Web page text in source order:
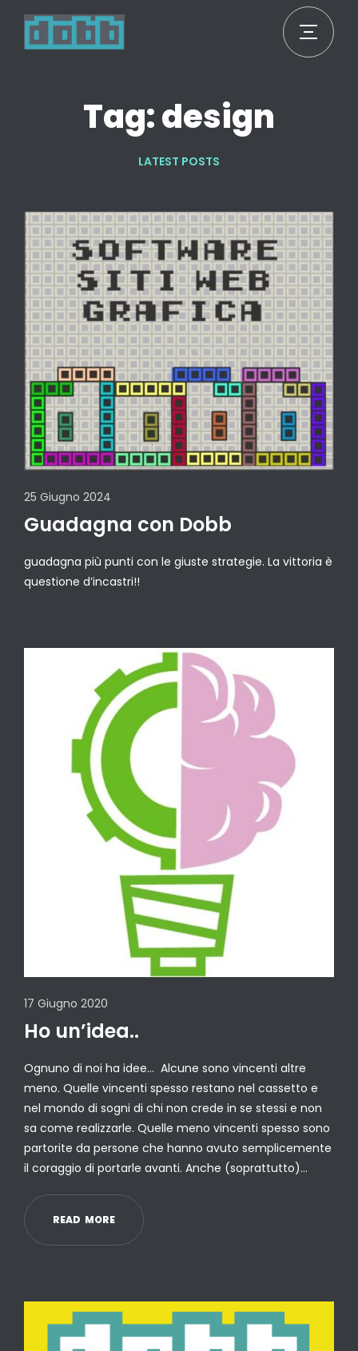
Tag: design
LATEST POSTS
25 Giugno 2024
Guadagna con Dobb
guadagna più punti con le giuste strategie. La vittoria è
questione d’incastri!!
17 Giugno 2020
Ho un’idea..
Ognuno di noi ha idee… Alcune sono vincenti altre
meno. Quelle vincenti spesso restano nel cassetto e
nel mondo di sogni di chi non crede in se stessi e non
sa come realizzarle. Quelle meno vincenti spesso sono
partorite da persone che hanno avuto semplicemente
il coraggio di portarle avanti. Anche (soprattutto)…
READ MORE